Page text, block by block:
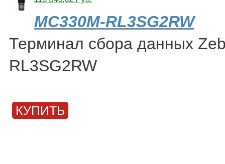
MC330M-RL3SG2RW
Терминал сбора данных
RL3SG2RW
КУПИТЬ